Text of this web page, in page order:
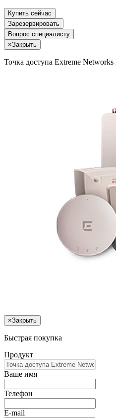
Купить сейчас
Зарезервировать
Вопрос специалисту
×Закрыть
Точка доступа Extreme
×Закрыть
Быстрая покупка
Продукт
Ваше имя
Телефон
E-mail